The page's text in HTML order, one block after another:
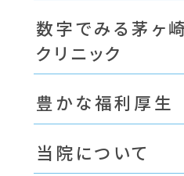
数字でみる茅ヶ
クリニック
豊かな福利厚生
当院について